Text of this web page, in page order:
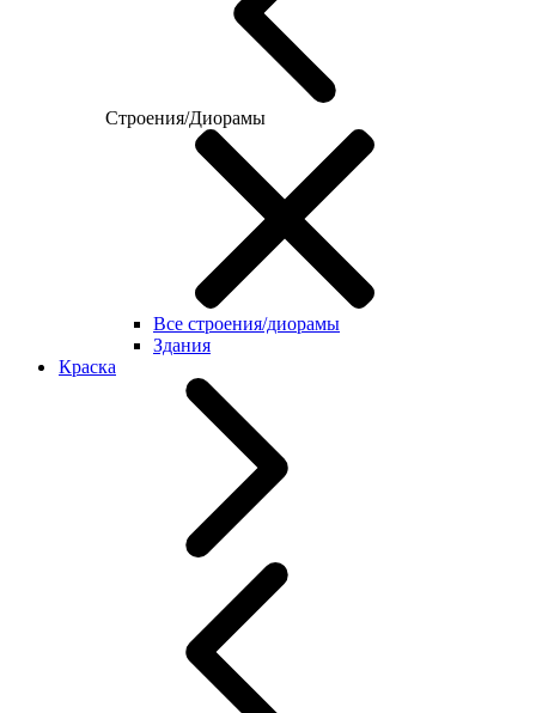
Строения/Диорамы
Все строения/диорамы
Здания
Краска